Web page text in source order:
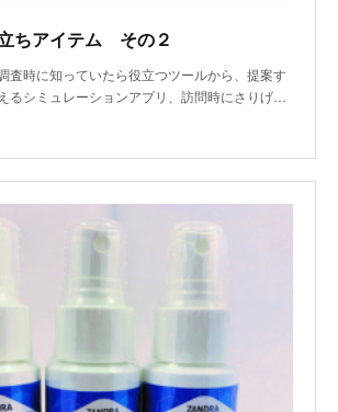
ちアイテム その２
査時に知っていたら役立つツールから、提案す
るシミュレーションアプリ、訪問時にさりげ…